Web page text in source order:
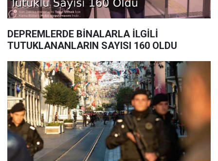
DEPREMLERDE BİNALARLA İLGİLİ
TUTUKLANANLARIN SAYISI 160 OLDU